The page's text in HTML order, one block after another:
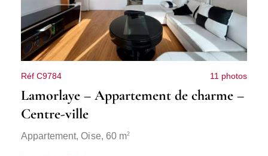
Réf C9784 11 photos
Lamorlaye – Appartement de charme –
Centre-ville
Appartement,Oise, 60 m2